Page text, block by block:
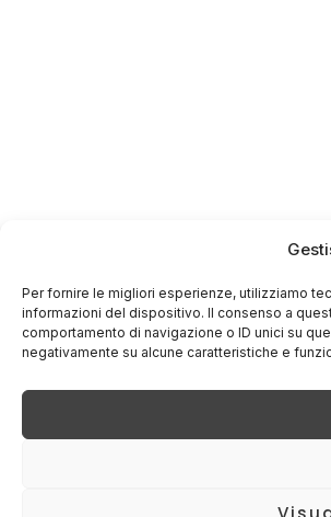
Per fornire le migliori esperienze, utilizziamo
informazioni del dispositivo. Il consenso a
comportamento di navigazione o ID unici su
negativamente su alcune caratteristiche e